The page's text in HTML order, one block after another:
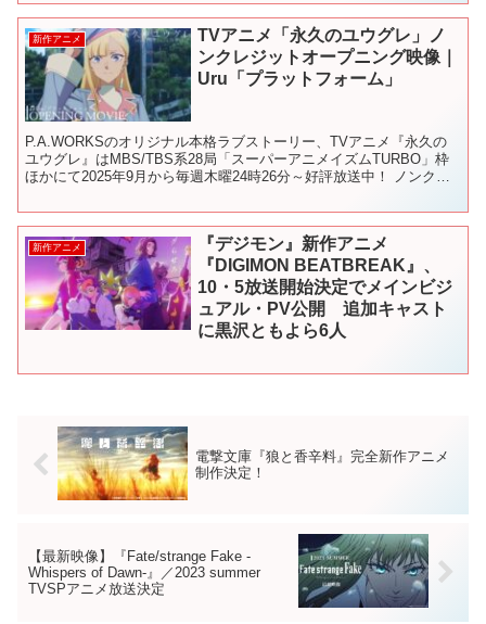
新作アニメ
TVアニメ「永久のユウグレ」ノ
ンクレジットオープニング映像｜
Uru「プラットフォーム」
P.A.WORKSのオリジナル本格ラブストーリー、TVアニメ『永久の
ユウグレ』はMBS/TBS系28局「スーパーアニメイズムTURBO」枠
ほかにて2025年9月から毎週木曜24時26分～好評放送中！ ノンクレ
新作アニメ
『デジモン』新作アニメ
『DIGIMON BEATBREAK』、
10・5放送開始決定でメインビジ
ュアル・PV公開 追加キャスト
に黒沢ともよら6人
電撃文庫『狼と香辛料』完全新作アニメ
制作決定！
【最新映像】『Fate/strange Fake -
Whispers of Dawn-』／2023 summer
TVSPアニメ放送決定